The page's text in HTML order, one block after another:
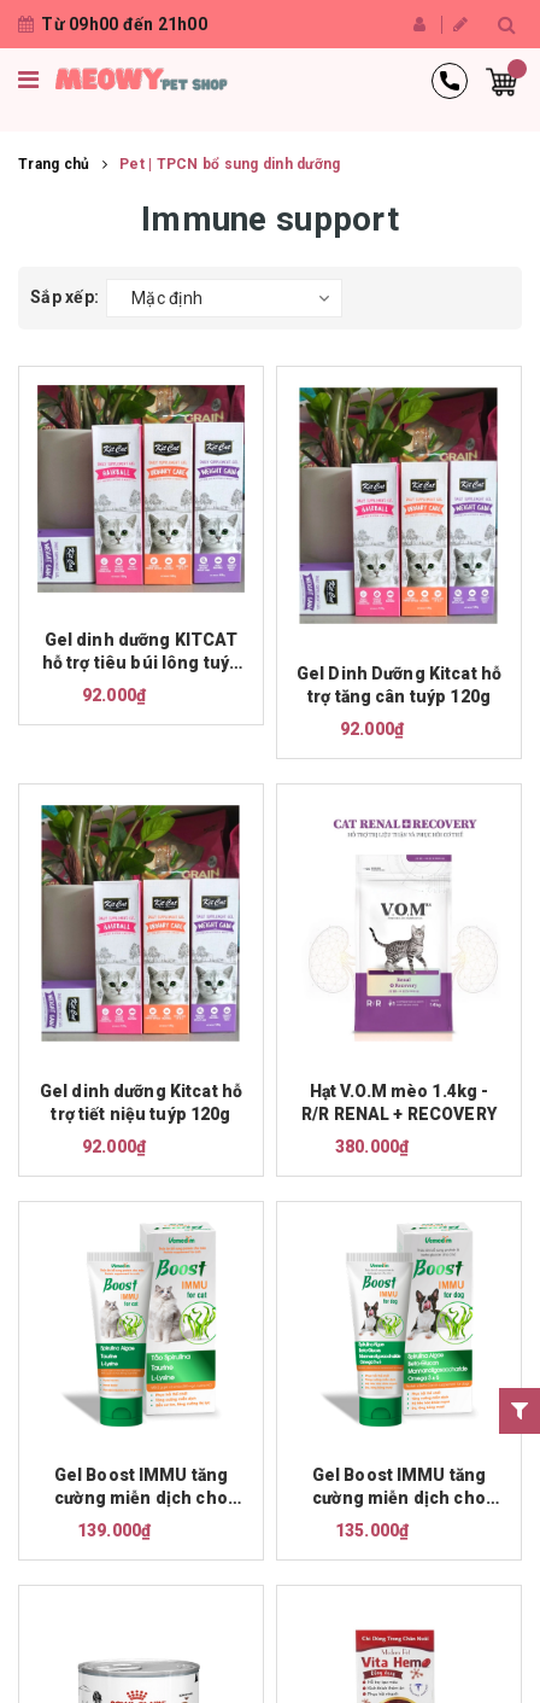
Từ 09h00 đến 21h00
Trang chủ Pet | TPCN bổ sung dinh dưỡng
Immune support
Sắp xếp: Mặc định
Gel dinh dưỡng KITCAT
hỗ trợ tiêu búi lông tuýp
120g
92.000₫
Gel Dinh Dưỡng Kitcat hỗ
trợ tăng cân tuýp 120g
92.000₫
Gel dinh dưỡng Kitcat hỗ
trợ tiết niệu tuýp 120g
92.000₫
Hạt V.O.M mèo 1.4kg -
R/R RENAL + RECOVERY
380.000₫
Gel Boost IMMU tăng
cường miễn dịch cho
mèo
139.000₫
Gel Boost IMMU tăng
cường miễn dịch cho
chó
135.000₫